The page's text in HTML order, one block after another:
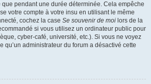
pendant une durée déterminée. Cela empêche
votre compte à votre insu en utilisant le même
cochez la case Se souvenir de moi lors de la
si vous utilisez un ordinateur public pour
cyber-café, université, etc.). Si vous ne voyez
qu’un administrateur du forum a désactivé cette